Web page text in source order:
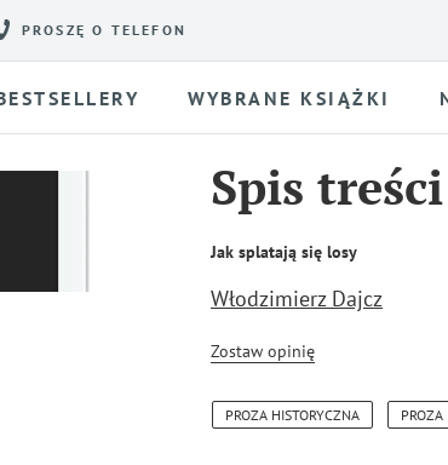
PROSZĘ O TELEFON
WYBRANE KSIĄŻKI
Spis treści
Jak splatają się losy
Włodzimierz Dajcz
Zostaw opinię
PROZA HISTORYCZNA